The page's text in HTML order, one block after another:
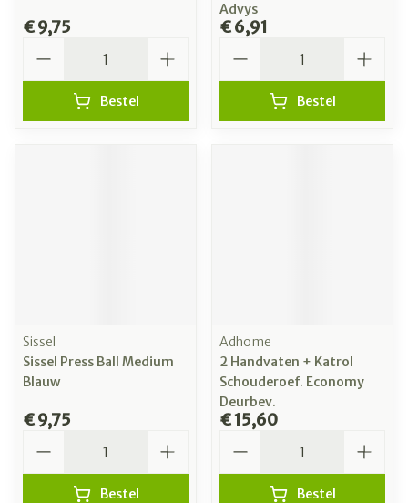
€ 9,75
Bestel
Advys
€ 6,91
Bestel
Sissel
Sissel Press Ball Medium
Blauw
€ 9,75
Bestel
Adhome
2 Handvaten + Katrol
Schouderoef. Economy
Deurbev.
€ 15,60
Bestel